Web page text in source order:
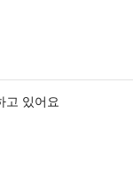
고 있어요